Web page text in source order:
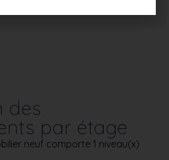
des
par étage
neuf comporte 1 niveau(x)